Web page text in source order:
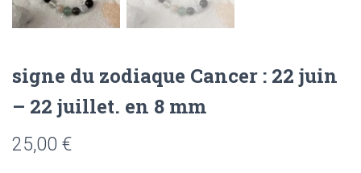
signe du zodiaque Cancer : 22 juin
– 22 juillet. en 8 mm
25,00 €